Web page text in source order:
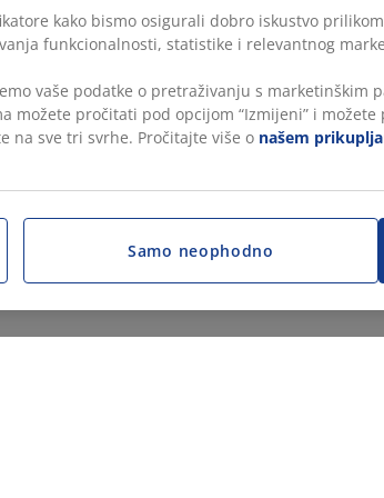
kako bismo osigurali dobro iskustvo
funkcionalnosti, statistike i relevantnog
vaše podatke o pretraživanju s marketinškim
možete pročitati pod opcijom “Izmijeni” i
na sve tri svrhe. Pročitajte više o našem
Samo neophodno